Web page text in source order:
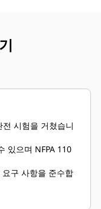
시험을 거쳤습니
있으며 NFPA 110
구 사항을 준수합